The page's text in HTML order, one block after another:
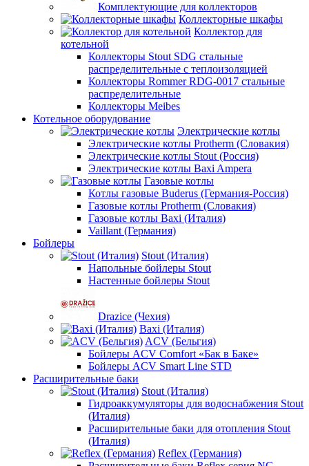
Комплектующие для коллекторов
Коллекторные шкафы
Коллектор для
котельной
Коллекторы Stout SDG стальные
распределительные с теплоизоляцией
Коллекторы Rommer RDG-0017 стальные
распределительные
Коллекторы Meibes
Котельное оборудование
Электрические котлы
Электрические котлы Protherm (Словакия)
Электрические котлы Stout (Россия)
Электрические котлы Baxi Ampera
Газовые котлы
Котлы газовые Buderus (Германия-Россия)
Газовые котлы Protherm (Словакия)
Газовые котлы Baxi (Италия)
Vaillant (Германия)
Бойлеры
Stout (Италия)
Напольные бойлеры Stout
Настенные бойлеры Stout
Drazice (Чехия)
Baxi (Италия)
ACV (Бельгия)
Бойлеры ACV Comfort «Бак в Баке»
Бойлеры ACV Smart Line STD
Расширительные баки
Stout (Италия)
Гидроаккумуляторы для водоснабжения Stout
(Италия)
Расширительные баки для отопления Stout
(Италия)
Reflex (Германия)